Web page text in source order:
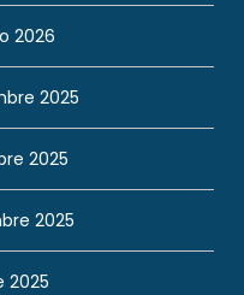
2026
2025
2025
2025
2025